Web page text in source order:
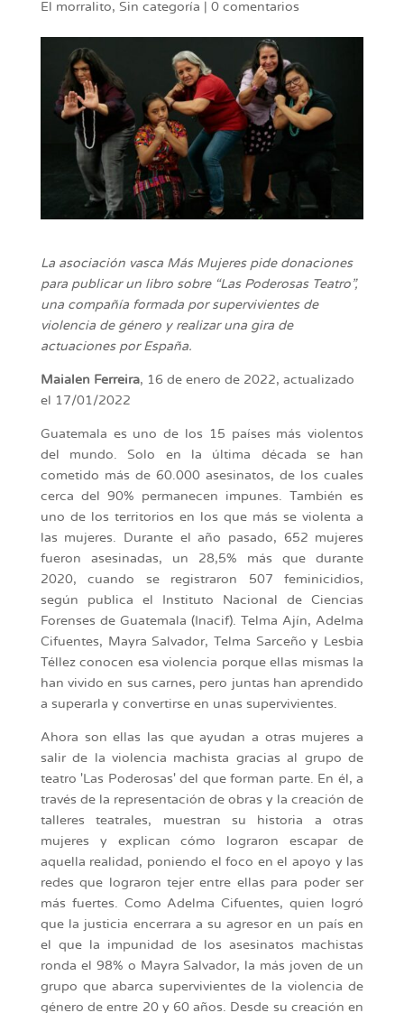
El morralito, Sin categoría 0 comentarios
La asociación vasca Más Mujeres pide donaciones
para publicar un libro sobre “Las Poderosas Teatro”,
una compañía formada por supervivientes de
violencia de género y realizar una gira de
actuaciones por España.
Maialen Ferreira, 16 de enero de 2022, actualizado
el 17/01/2022
Guatemala es uno de los 15 países más violentos
del mundo. Solo en la última década se han
cometido más de 60.000 asesinatos, de los cuales
cerca del 90% permanecen impunes. También es
uno de los territorios en los que más se violenta a
las mujeres. Durante el año pasado, 652 mujeres
fueron asesinadas, un 28,5% más que durante
2020, cuando se registraron 507 feminicidios,
según publica el Instituto Nacional de Ciencias
Forenses de Guatemala (Inacif). Telma Ajín, Adelma
Cifuentes, Mayra Salvador, Telma Sarceño y Lesbia
Téllez conocen esa violencia porque ellas mismas la
han vivido en sus carnes, pero juntas han aprendido
a superarla y convertirse en unas supervivientes.
Ahora son ellas las que ayudan a otras mujeres a
salir de la violencia machista gracias al grupo de
teatro 'Las Poderosas' del que forman parte. En él, a
través de la representación de obras y la creación de
talleres teatrales, muestran su historia a otras
mujeres y explican cómo lograron escapar de
aquella realidad, poniendo el foco en el apoyo y las
redes que lograron tejer entre ellas para poder ser
más fuertes. Como Adelma Cifuentes, quien logró
que la justicia encerrara a su agresor en un país en
el que la impunidad de los asesinatos machistas
ronda el 98% o Mayra Salvador, la más joven de un
grupo que abarca supervivientes de la violencia de
género de entre 20 y 60 años. Desde su creación en